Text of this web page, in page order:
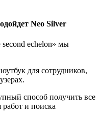
Neo Silver
second echelon» мы
для сотрудников,
способ получить все
и поиска